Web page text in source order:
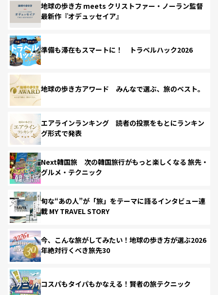
地球の歩き方 meets クリストファー・ノーラン監督
最新作『オデュッセイア』
準備も滞在もスマートに！ トラベルハック2026
地球の歩き方アワード みんなで選ぶ、旅のベスト。
エアラインランキング 読者の投票をもとにランキン
グ形式で発表
Next韓国旅 次の韓国旅行がもっと楽しくなる 旅先・
グルメ・テクニック
旬な“あの人”が「旅」をテーマに語るインタビュー連
載 MY TRAVEL STORY
今、こんな旅がしてみたい！地球の歩き方が選ぶ2026
年絶対行くべき旅先30
コスパもタイパもかなえる！賢者の旅テクニック